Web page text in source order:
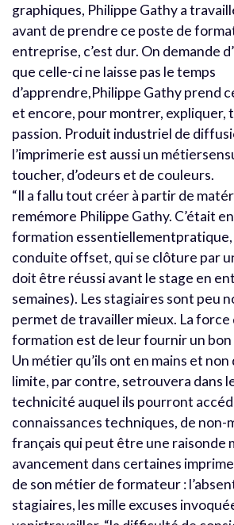
graphiques, Philippe Gathy a
avant de prendre ce poste de
entreprise, c’est dur. On demande
que celle-ci ne laisse pas le temps
d’apprendre,Philippe Gathy prend
et encore, pour montrer, expliquer,
passion. Produit industriel de
l’imprimerie est aussi un
toucher, d’odeurs et de couleurs.
“Il a fallu tout créer à partir de
remémore Philippe Gathy. C’était
formation essentiellementpratique,
conduite offset, qui se clôture par
doit être réussi avant le stage en
semaines). Les stagiaires sont peu
permet de travailler mieux. La
formation est de leur fournir un
Un métier qu’ils ont en mains et non
limite, par contre, setrouvera dans
technicité auquel ils pourront
connaissances techniques, de non-
français qui peut être une raisonde
avancement dans certaines
de son métier de formateur :
stagiaires, les mille excuses